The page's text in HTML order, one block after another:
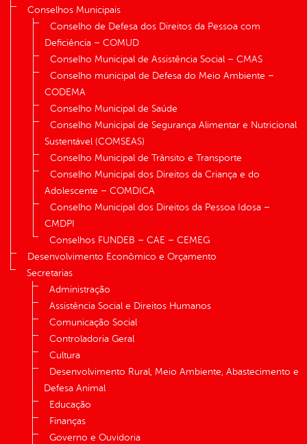
Conselhos Municipais
Conselho de Defesa dos Direitos da Pessoa com
Deficiência – COMUD
Conselho Municipal de Assistência Social – CMAS
Conselho municipal de Defesa do Meio Ambiente –
CODEMA
Conselho Municipal de Saúde
Conselho Municipal de Segurança Alimentar e Nutricional
Sustentável (COMSEAS)
Conselho Municipal de Trânsito e Transporte
Conselho Municipal dos Direitos da Criança e do
Adolescente – COMDICA
Conselho Municipal dos Direitos da Pessoa Idosa –
CMDPI
Conselhos FUNDEB – CAE – CEMEG
Desenvolvimento Econômico e Orçamento
Secretarias
Administração
Assistência Social e Direitos Humanos
Comunicação Social
Controladoria Geral
Cultura
Desenvolvimento Rural, Meio Ambiente, Abastecimento e
Defesa Animal
Educação
Finanças
Governo e Ouvidoria